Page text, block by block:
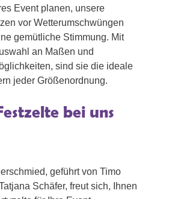
Event planen, unsere
vor Wetterumschwüngen
gemütliche Stimmung. Mit
an Maßen und
sind sie die ideale
jeder Größenordnung.
bei uns
geführt von Timo
Schäfer, freut sich, Ihnen